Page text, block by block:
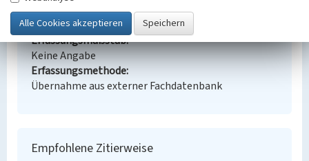
Fachsicht(en)
Denkmalpflege
Erfassungsmaßstab
Keine Angabe
Erfassungsmethode
Übernahme aus externer Fachdatenbank
Empfohlene Zitierweise